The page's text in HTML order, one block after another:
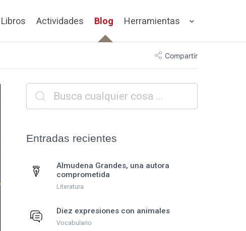
Libros Actividades Blog Herramientas
Compartir
Entradas recientes
Almudena Grandes, una autora
comprometida
Literatura
Diez expresiones con animales
Vocabulario